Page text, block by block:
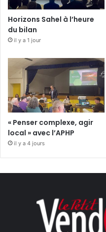
Horizons Sahel à l’heure
du bilan
il y a 1 jour
« Penser complexe, agir
local » avec l’APHP
il y a 4 jours